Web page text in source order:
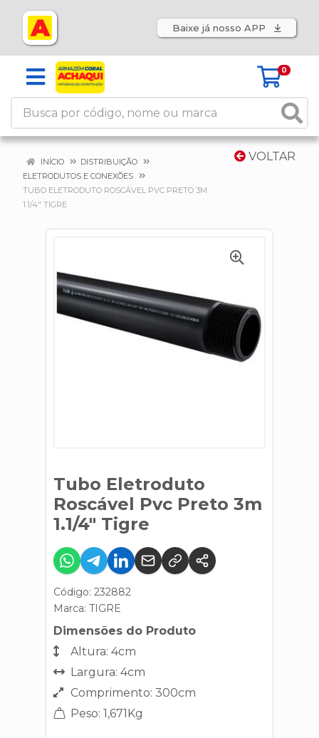
Baixe já nosso APP
0
VOLTAR
INÍCIO
DISTRIBUIÇÃO
ELETRODUTOS E CONEXÕES
TUBO ELETRODUTO ROSCÁVEL PVC PRETO 3M
1.1/4" TIGRE
Tubo Eletroduto
Roscável Pvc Preto 3m
1.1/4" Tigre
Código: 232882
Marca: TIGRE
Dimensões do Produto
Altura: 4cm
Largura: 4cm
Comprimento: 300cm
Peso: 1,671Kg